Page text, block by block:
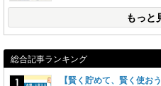
もっと
総合記事ランキング
【賢く貯めて、賢く使お